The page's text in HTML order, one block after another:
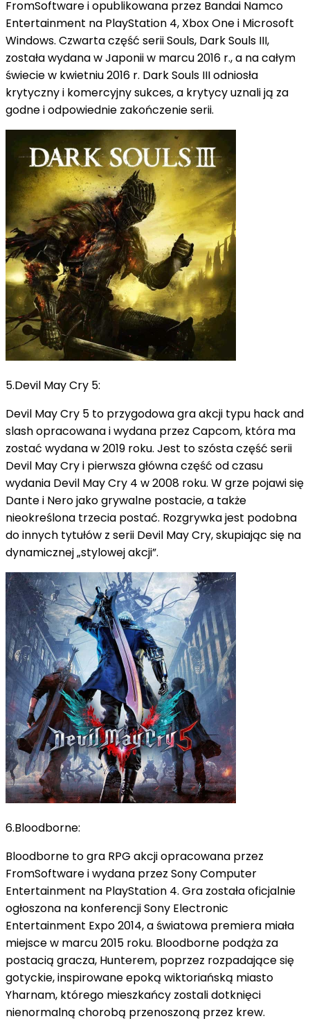
FromSoftware i opublikowana przez Bandai Namco
Entertainment na PlayStation 4, Xbox One i Microsoft
Windows. Czwarta część serii Souls, Dark Souls III,
została wydana w Japonii w marcu 2016 r., a na całym
świecie w kwietniu 2016 r. Dark Souls III odniosła
krytyczny i komercyjny sukces, a krytycy uznali ją za
godne i odpowiednie zakończenie serii.
5.Devil May Cry 5:
Devil May Cry 5 to przygodowa gra akcji typu hack and
slash opracowana i wydana przez Capcom, która ma
zostać wydana w 2019 roku. Jest to szósta część serii
Devil May Cry i pierwsza główna część od czasu
wydania Devil May Cry 4 w 2008 roku. W grze pojawi się
Dante i Nero jako grywalne postacie, a także
nieokreślona trzecia postać. Rozgrywka jest podobna
do innych tytułów z serii Devil May Cry, skupiając się na
dynamicznej „stylowej akcji”.
6.Bloodborne:
Bloodborne to gra RPG akcji opracowana przez
FromSoftware i wydana przez Sony Computer
Entertainment na PlayStation 4. Gra została oficjalnie
ogłoszona na konferencji Sony Electronic
Entertainment Expo 2014, a światowa premiera miała
miejsce w marcu 2015 roku. Bloodborne podąża za
postacią gracza, Hunterem, poprzez rozpadające się
gotyckie, inspirowane epoką wiktoriańską miasto
Yharnam, którego mieszkańcy zostali dotknięci
nienormalną chorobą przenoszoną przez krew.